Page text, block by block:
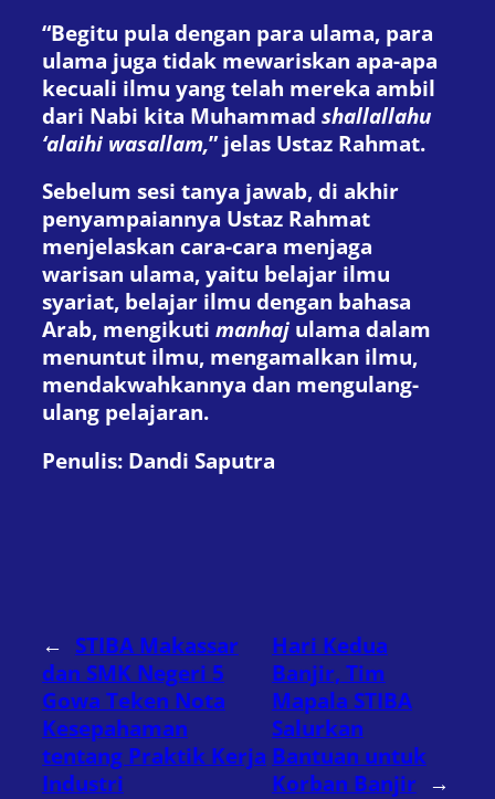
“Begitu pula dengan para ulama, para
ulama juga tidak mewariskan apa-apa
kecuali ilmu yang telah mereka ambil
dari Nabi kita Muhammad shallallahu
‘alaihi wasallam,” jelas Ustaz Rahmat.
Sebelum sesi tanya jawab, di akhir
penyampaiannya Ustaz Rahmat
menjelaskan cara-cara menjaga
warisan ulama, yaitu belajar ilmu
syariat, belajar ilmu dengan bahasa
Arab, mengikuti manhaj ulama dalam
menuntut ilmu, mengamalkan ilmu,
mendakwahkannya dan mengulang-
ulang pelajaran.
Penulis: Dandi Saputra
← STIBA Makassar
dan SMK Negeri 5
Gowa Teken Nota
Kesepahaman
tentang Praktik Kerja
Industri
Hari Kedua
Banjir, Tim
Mapala STIBA
Salurkan
Bantuan untuk
Korban Banjir →